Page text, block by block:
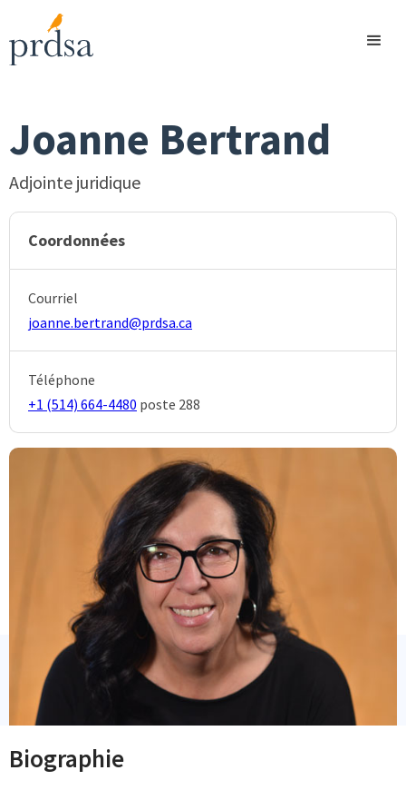
Joanne Bertrand
Adjointe juridique
Coordonnées
Courriel
joanne.bertrand@prdsa.ca
Téléphone
+1 (514) 664-4480 poste 288
Biographie